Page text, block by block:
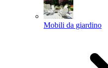
Mobili da giardino